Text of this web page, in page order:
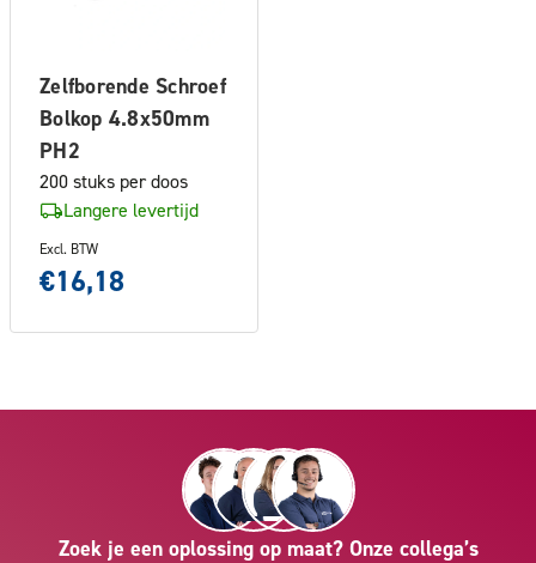
Zelfborende Schroef
Bolkop 4.8x50mm
PH2
200 stuks per doos
Langere levertijd
Excl. BTW
€16,18
Zoek je een oplossing op maat? Onze collega’s